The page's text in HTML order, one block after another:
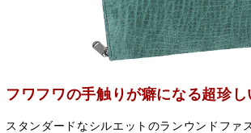
フワフワの手触りが癖になる超珍し
スタンダードなシルエットのランウンドファ